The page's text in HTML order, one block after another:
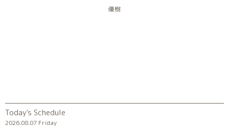
優樹
Today's Schedule
2026.08.07 Friday